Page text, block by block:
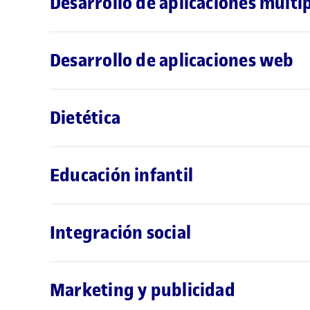
Desarrollo de aplicaciones web
Dietética
Educación infantil
Integración social
Marketing y publicidad